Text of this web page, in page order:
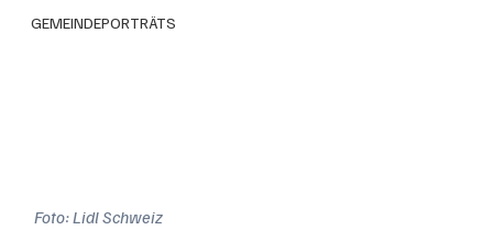
GEMEINDEPORTRÄTS
Foto: Lidl Schweiz